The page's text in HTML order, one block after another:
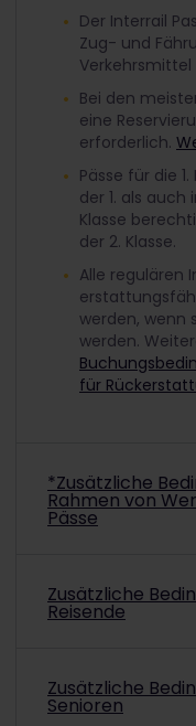
Der Interrail
Zug- und
Verkehrsmittel
Bei den
eine
erforderlich.
Pässe für die
der 1. als auch
Klasse
der 2. Klasse.
Alle regulären
werden, wenn
werden.
für
*Zusätzliche
Rahmen von
Pässe
können
Umständen
kann, findest
Zusätzliche
Reisende
musst du am
Reise
Zusätzliche
Senioren